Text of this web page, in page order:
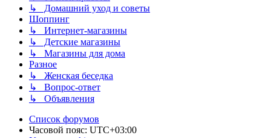
↳ Домашний уход и советы
Шоппинг
↳ Интернет-магазины
↳ Детские магазины
↳ Магазины для дома
Разное
↳ Женская беседка
↳ Вопрос-ответ
↳ Объявления
Список форумов
Часовой пояс: UTC+03:00